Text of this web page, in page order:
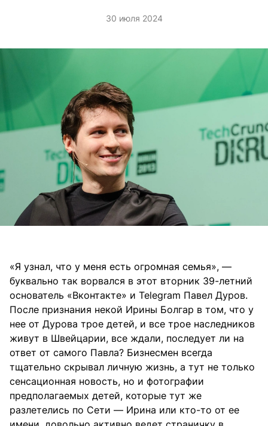
30 июля 2024
«Я узнал, что у меня есть огромная семья», —
буквально так ворвался в этот вторник 39-летний
основатель «Вконтакте» и Telegram Павел Дуров.
После признания некой Ирины Болгар в том, что у
нее от Дурова трое детей, и все трое наследников
живут в Швейцарии, все ждали, последует ли на
ответ от самого Павла? Бизнесмен всегда
тщательно скрывал личную жизнь, а тут не только
сенсационная новость, но и фотографии
предполагаемых детей, которые тут же
разлетелись по Сети — Ирина или кто-то от ее